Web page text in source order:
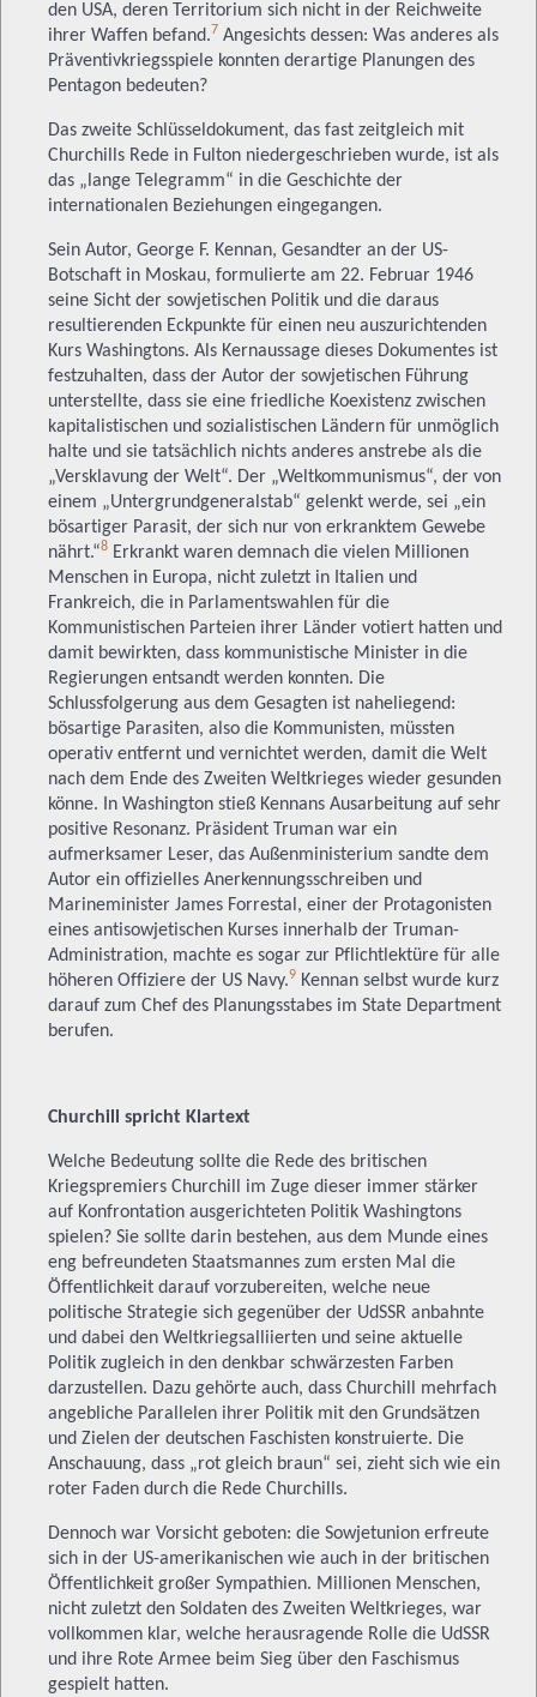
den USA, deren Territorium sich nicht in der Reichweite
ihrer Waffen befand.7 Angesichts dessen: Was anderes als
Präventivkriegsspiele konnten derartige Planungen des
Pentagon bedeuten?
Das zweite Schlüsseldokument, das fast zeitgleich mit
Churchills Rede in Fulton niedergeschrieben wurde, ist als
das „lange Telegramm“ in die Geschichte der
internationalen Beziehungen eingegangen.
Sein Autor, George F. Kennan, Gesandter an der US-
Botschaft in Moskau, formulierte am 22. Februar 1946
seine Sicht der sowjetischen Politik und die daraus
resultierenden Eckpunkte für einen neu auszurichtenden
Kurs Washingtons. Als Kernaussage dieses Dokumentes ist
festzuhalten, dass der Autor der sowjetischen Führung
unterstellte, dass sie eine friedliche Koexistenz zwischen
kapitalistischen und sozialistischen Ländern für unmöglich
halte und sie tatsächlich nichts anderes anstrebe als die
„Versklavung der Welt“. Der „Weltkommunismus“, der von
einem „Untergrundgeneralstab“ gelenkt werde, sei „ein
bösartiger Parasit, der sich nur von erkranktem Gewebe
nährt.“8 Erkrankt waren demnach die vielen Millionen
Menschen in Europa, nicht zuletzt in Italien und
Frankreich, die in Parlamentswahlen für die
Kommunistischen Parteien ihrer Länder votiert hatten und
damit bewirkten, dass kommunistische Minister in die
Regierungen entsandt werden konnten. Die
Schlussfolgerung aus dem Gesagten ist naheliegend:
bösartige Parasiten, also die Kommunisten, müssten
operativ entfernt und vernichtet werden, damit die Welt
nach dem Ende des Zweiten Weltkrieges wieder gesunden
könne. In Washington stieß Kennans Ausarbeitung auf sehr
positive Resonanz. Präsident Truman war ein
aufmerksamer Leser, das Außenministerium sandte dem
Autor ein offizielles Anerkennungsschreiben und
Marineminister James Forrestal, einer der Protagonisten
eines antisowjetischen Kurses innerhalb der Truman-
Administration, machte es sogar zur Pflichtlektüre für alle
höheren Offiziere der US Navy.9 Kennan selbst wurde kurz
darauf zum Chef des Planungsstabes im State Department
berufen.
Churchill spricht Klartext
Welche Bedeutung sollte die Rede des britischen
Kriegspremiers Churchill im Zuge dieser immer stärker
auf Konfrontation ausgerichteten Politik Washingtons
spielen? Sie sollte darin bestehen, aus dem Munde eines
eng befreundeten Staatsmannes zum ersten Mal die
Öffentlichkeit darauf vorzubereiten, welche neue
politische Strategie sich gegenüber der UdSSR anbahnte
und dabei den Weltkriegsalliierten und seine aktuelle
Politik zugleich in den denkbar schwärzesten Farben
darzustellen. Dazu gehörte auch, dass Churchill mehrfach
angebliche Parallelen ihrer Politik mit den Grundsätzen
und Zielen der deutschen Faschisten konstruierte. Die
Anschauung, dass „rot gleich braun“ sei, zieht sich wie ein
roter Faden durch die Rede Churchills.
Dennoch war Vorsicht geboten: die Sowjetunion erfreute
sich in der US-amerikanischen wie auch in der britischen
Öffentlichkeit großer Sympathien. Millionen Menschen,
nicht zuletzt den Soldaten des Zweiten Weltkrieges, war
vollkommen klar, welche herausragende Rolle die UdSSR
und ihre Rote Armee beim Sieg über den Faschismus
gespielt hatten.